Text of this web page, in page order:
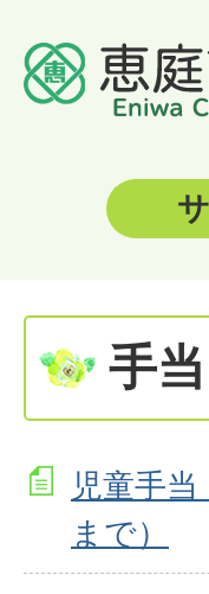
手
児童手
まで）